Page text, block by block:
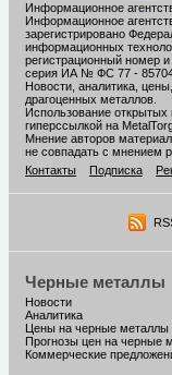
Информационное
Информационное
зарегистрировано
информационных
регистрационный номер
серия ИА № ФС 77 - 85704
Новости, аналитика,
драгоценных металлов.
Использование
гиперссылкой на
Мнение авторов
не совпадать с мнением
Контакты
Подписка
Черные металлы
Новости
Аналитика
Цены на черные металлы
Прогнозы цен на черные
Коммерческие